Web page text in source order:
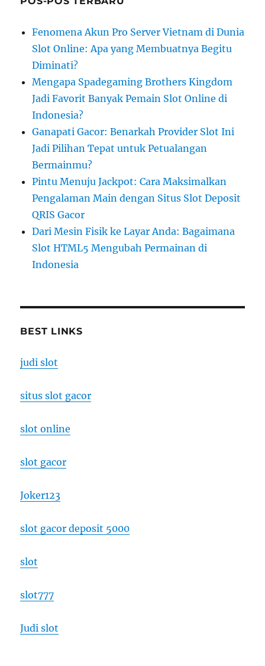
Fenomena Akun Pro Server Vietnam di Dunia
Slot Online: Apa yang Membuatnya Begitu
Diminati?
Mengapa Spadegaming Brothers Kingdom
Jadi Favorit Banyak Pemain Slot Online di
Indonesia?
Ganapati Gacor: Benarkah Provider Slot Ini
Jadi Pilihan Tepat untuk Petualangan
Bermainmu?
Pintu Menuju Jackpot: Cara Maksimalkan
Pengalaman Main dengan Situs Slot Deposit
QRIS Gacor
Dari Mesin Fisik ke Layar Anda: Bagaimana
Slot HTML5 Mengubah Permainan di
Indonesia
BEST LINKS
judi slot
situs slot gacor
slot online
slot gacor
Joker123
slot gacor deposit 5000
slot
slot777
Judi slot